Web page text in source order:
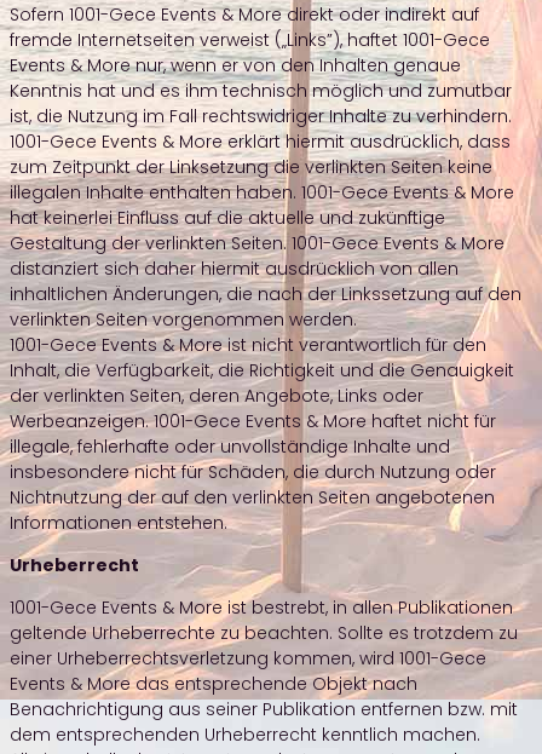
Sofern 1001-Gece Events & More direkt oder indirekt auf
fremde Internetseiten verweist („Links”), haftet 1001-Gece
Events & More nur, wenn er von den Inhalten genaue
Kenntnis hat und es ihm technisch möglich und zumutbar
ist, die Nutzung im Fall rechtswidriger Inhalte zu verhindern.
1001-Gece Events & More erklärt hiermit ausdrücklich, dass
zum Zeitpunkt der Linksetzung die verlinkten Seiten keine
illegalen Inhalte enthalten haben. 1001-Gece Events & More
hat keinerlei Einfluss auf die aktuelle und zukünftige
Gestaltung der verlinkten Seiten. 1001-Gece Events & More
distanziert sich daher hiermit ausdrücklich von allen
inhaltlichen Änderungen, die nach der Linkssetzung auf den
verlinkten Seiten vorgenommen werden.
1001-Gece Events & More ist nicht verantwortlich für den
Inhalt, die Verfügbarkeit, die Richtigkeit und die Genauigkeit
der verlinkten Seiten, deren Angebote, Links oder
Werbeanzeigen. 1001-Gece Events & More haftet nicht für
illegale, fehlerhafte oder unvollständige Inhalte und
insbesondere nicht für Schäden, die durch Nutzung oder
Nichtnutzung der auf den verlinkten Seiten angebotenen
Informationen entstehen.
Urheberrecht
1001-Gece Events & More ist bestrebt, in allen Publikationen
geltende Urheberrechte zu beachten. Sollte es trotzdem zu
einer Urheberrechtsverletzung kommen, wird 1001-Gece
Events & More das entsprechende Objekt nach
Benachrichtigung aus seiner Publikation entfernen bzw. mit
dem entsprechenden Urheberrecht kenntlich machen.